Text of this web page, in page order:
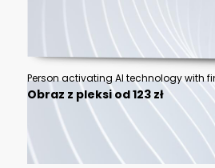
Obraz z pleksi od 123 zł